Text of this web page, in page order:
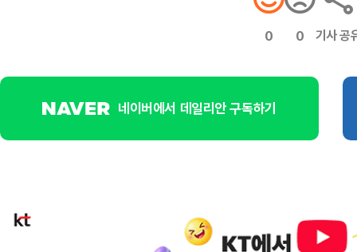
0 0 기사 공
네이버에서 데일리안 구독하기